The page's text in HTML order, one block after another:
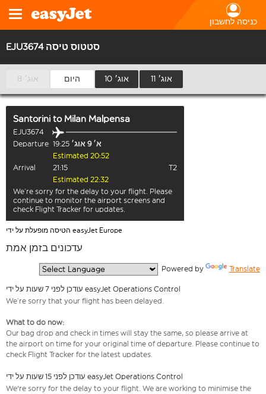
כניסה לחשבון
EJU3674 סטטוס טיסה
8 אוג׳ היום 10 אוג׳ 11 אוג׳
Santorini to Milan Malpensa
EJU3674
Departure 19:25
א׳ 9 אוג׳
Estimated 20:52
Arrival
21:15
T2
Estimated 22:32
We’re sorry for the delay to your flight. Please
continue to monitor the airport screens and
check Flight Tracker for updates.
הטיסה מופעלת על ידי easyJet Europe
עדכונים בזמן אמת
Powered by Translate
עודכן לפני 7 שעות על ידי easyJet Operations Control
We’re sorry that your flight has been delayed.
What to do now:
Our bag drop and check in times will stay the same, so please arrive at
the airport on time for your original time of departure. Please continue to
check Flight Tracker for the latest updates.
עודכן לפני 15 שעות על ידי easyJet Operations Control
We're sorry for the delay to your flight. We are working to minimise the